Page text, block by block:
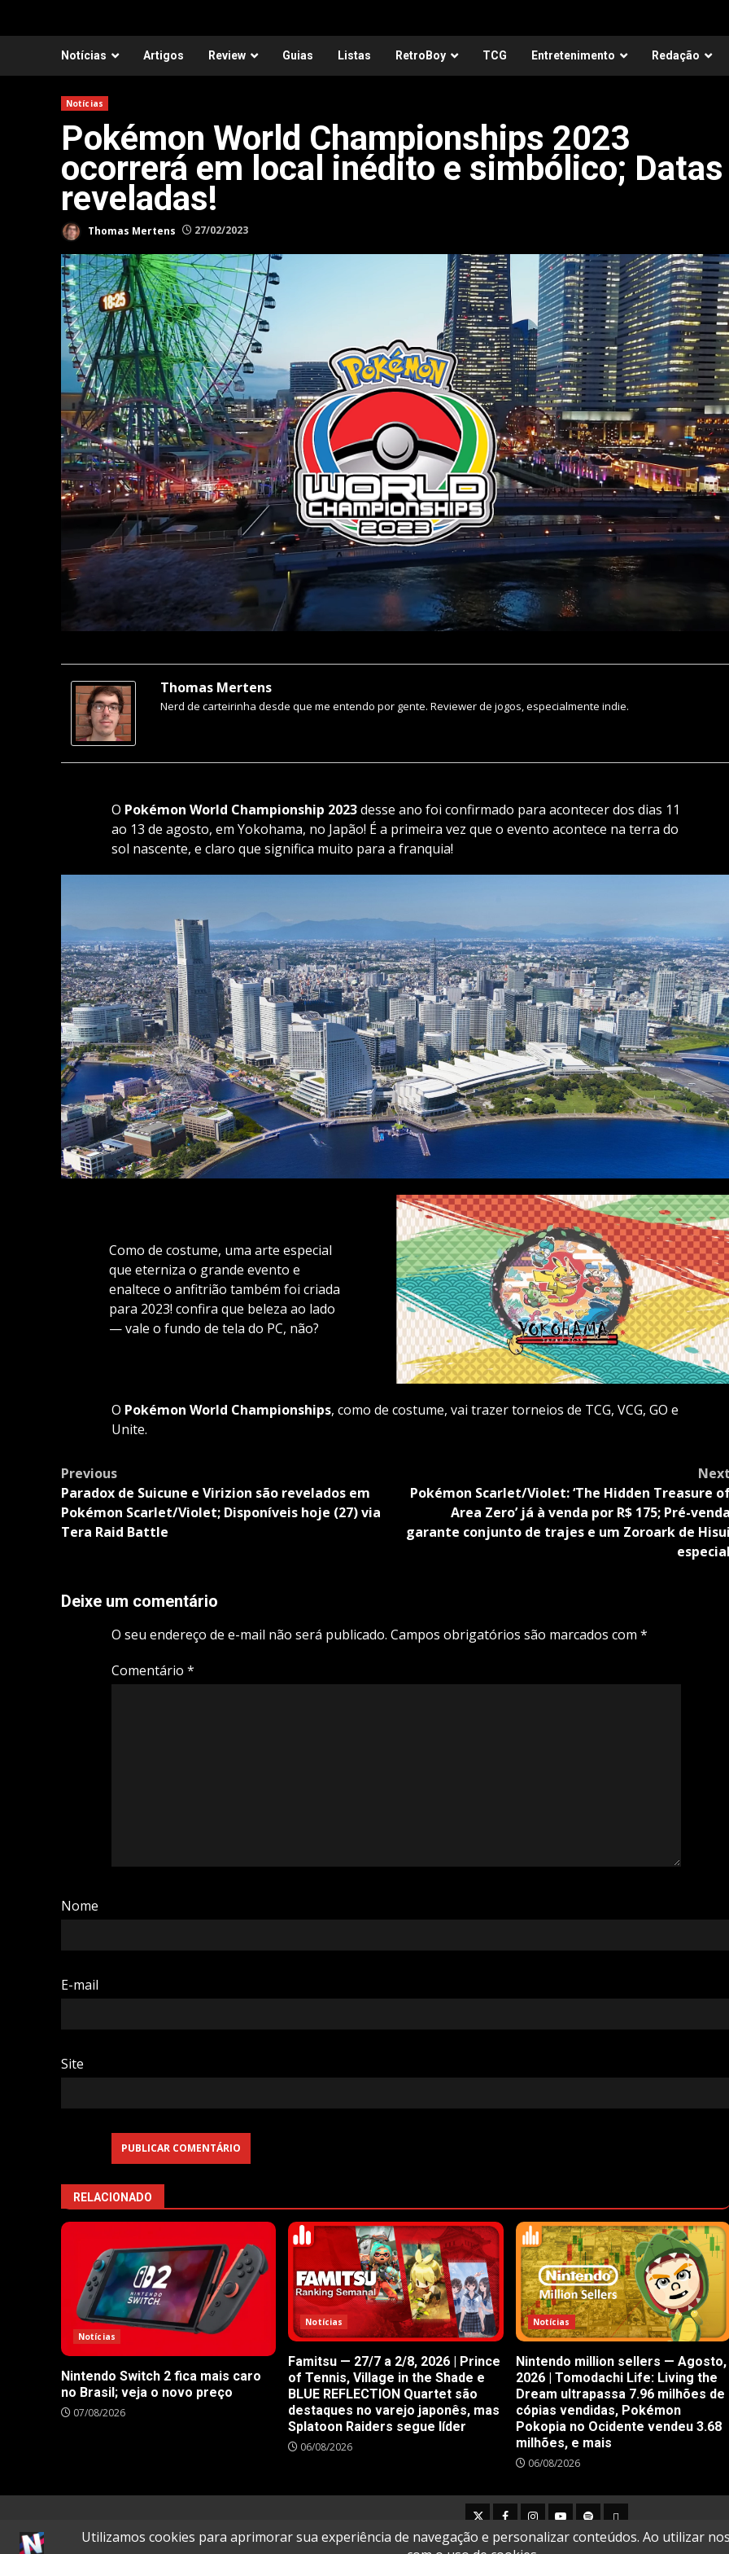
Notícias Artigos Review Guias Listas RetroBoy TCG Entretenimento Redação
Notícias
Pokémon World Championships 2023
ocorrerá em local inédito e simbólico; Datas
reveladas!
Thomas Mertens 27/02/2023
Thomas Mertens
Nerd de carteirinha desde que me entendo por gente. Reviewer de jogos, especialmente indie.
O Pokémon World Championship 2023desse ano foi confirmado para acontecer dos dias 11
ao 13 de agosto, em Yokohama, no Japão! É a primeira vez que o evento acontece na terra do
sol nascente, e claro que significa muito para a franquia!
Como de costume, uma arte especial
que eterniza o grande evento e
enaltece o anfitrião também foi criada
para 2023! confira que beleza ao lado
— vale o fundo de tela do PC, não?
O Pokémon World Championships, como de costume, vai trazer torneios de TCG, VCG, GO e
Unite.
Post
navigation
Previous
Paradox de Suicune e Virizion são revelados em
Pokémon Scarlet/Violet; Disponíveis hoje (27) via
Tera Raid Battle
Next
Pokémon Scarlet/Violet: ‘The Hidden Treasure
Area Zero’ já à venda por R$ 175; Pré-venda
garante conjunto de trajes e um Zoroark de Hisui
especial
Deixe um comentário
O seu endereço de e-mail não será publicado. Campos obrigatórios são marcados com *
Comentário *
Nome
E-mail
Site
RELACIONADO
Notícias
Nintendo Switch 2 fica mais caro
no Brasil; veja o novo preço
07/08/2026
Notícias
Famitsu — 27/7 a 2/8, 2026 | Prince
of Tennis, Village in the Shade e
BLUE REFLECTION Quartet são
destaques no varejo japonês, mas
Splatoon Raiders segue líder
06/08/2026
Notícias
Nintendo million sellers — Agosto,
2026 | Tomodachi Life: Living the
Dream ultrapassa 7.96 milhões de
cópias vendidas, Pokémon
Pokopia no Ocidente vendeu 3.68
milhões, e mais
06/08/2026
TwitterFacebook
Instagram
YoutubeSpotifyCookie
Policy